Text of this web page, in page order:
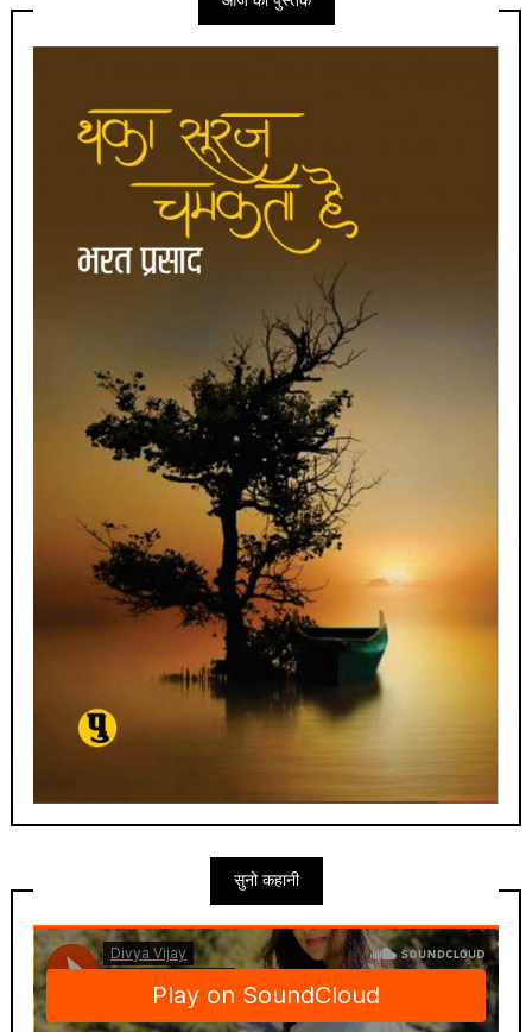
सुनो कहानी